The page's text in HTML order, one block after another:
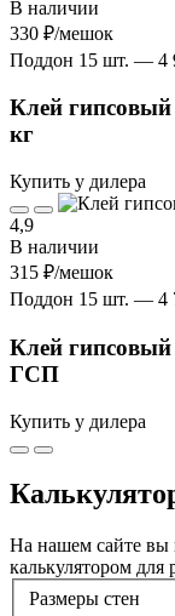
В наличии
330 ₽/мешок
Поддон 15 шт. — 4
Клей гипсовый
кг
Купить у дилера
4,9
В наличии
315 ₽/мешок
Поддон 15 шт. — 4
Клей
ГСП
Купить у дилера
На нашем сайте вы
калькулятором для
Размеры стен